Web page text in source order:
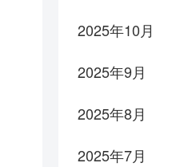
2025年10月
2025年9月
2025年8月
2025年7月